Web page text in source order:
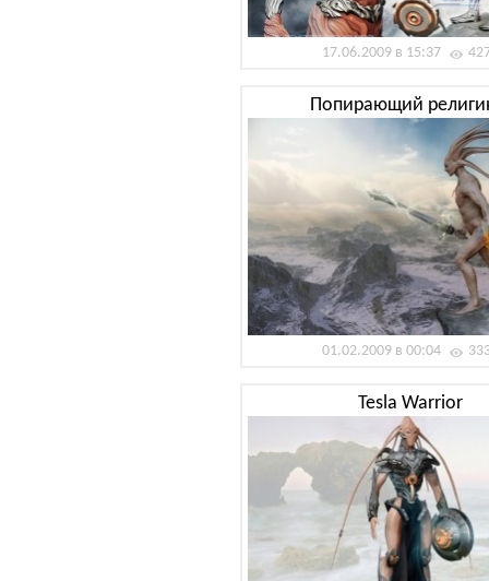
17.06.2009 в 15:37
Попирающий
01.02.2009 в 00:04
Tesla Warrior